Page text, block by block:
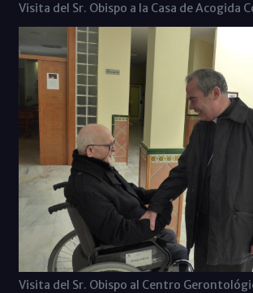
Visita del Sr. Obispo a la Casa de Acogida
Visita del Sr. Obispo al Centro